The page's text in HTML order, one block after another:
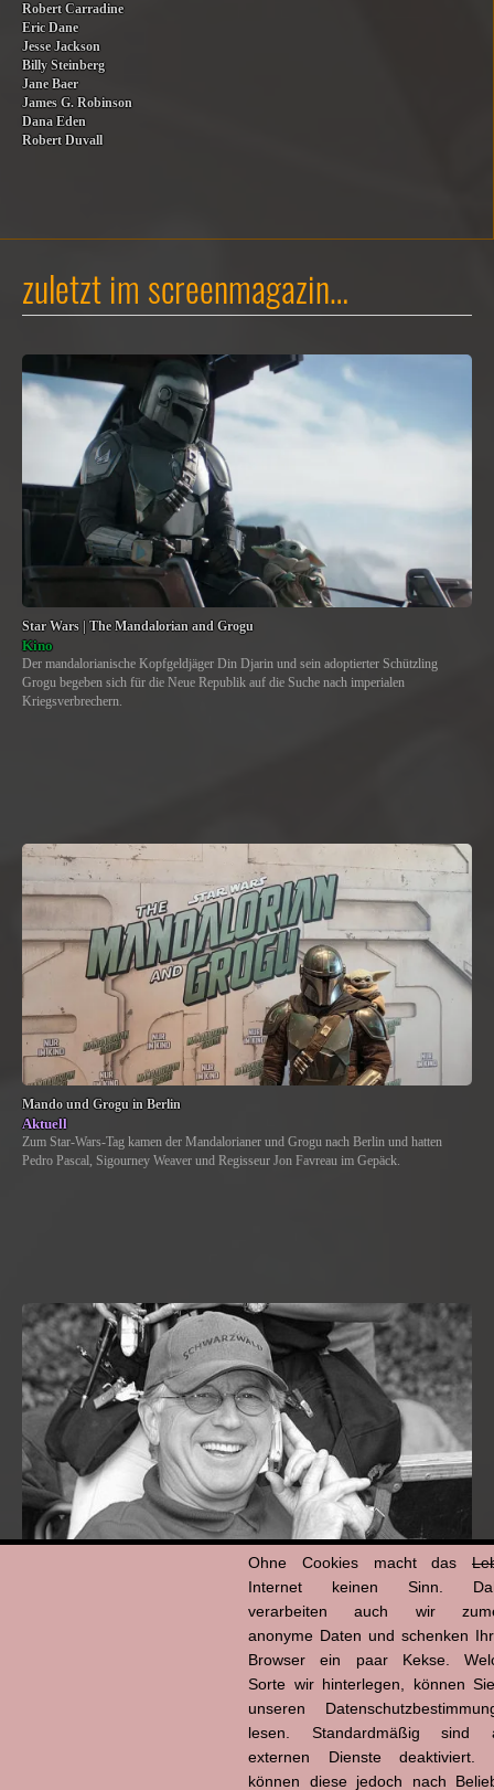
Robert Carradine
Eric Dane
Jesse Jackson
Billy Steinberg
Jane Baer
James G. Robinson
Dana Eden
Robert Duvall
zuletzt im screenmagazin…
Star Wars | The Mandalorian and Grogu
Kino
Der mandalorianische Kopfgeldjäger Din Djarin und sein adoptierter Schützling
Grogu begeben sich für die Neue Republik auf die Suche nach imperialen
Kriegsverbrechern.
Mando und Grogu in Berlin
Aktuell
Zum Star-Wars-Tag kamen der Mandalorianer und Grogu nach Berlin und hatten
Pedro Pascal, Sigourney Weaver und Regisseur Jon Favreau im Gepäck.
Ohne Cookies macht das
Internet keinen Sinn.
verarbeiten auch wir
anonyme Daten und schenken
Browser ein paar Kekse.
Sorte wir hinterlegen, können
unseren
lesen. Standardmäßig sind
externen Dienste deaktiviert.
können diese jedoch nach